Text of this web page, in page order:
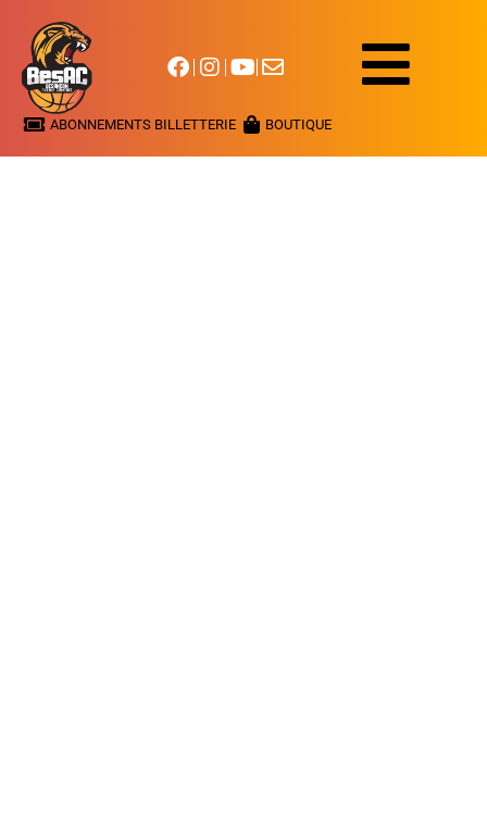
ABONNEMENTS BILLETTERIE BOUTIQUE